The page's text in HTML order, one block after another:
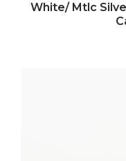
White/ Mtlc